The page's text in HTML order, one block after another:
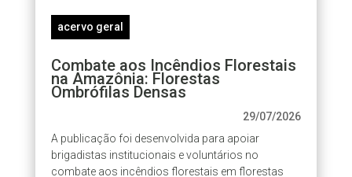
acervo geral
Combate aos Incêndios Florestais
na Amazônia: Florestas
Ombrófilas Densas
29/07/2026
A publicação foi desenvolvida para apoiar
brigadistas institucionais e voluntários no
combate aos incêndios florestais em florestas